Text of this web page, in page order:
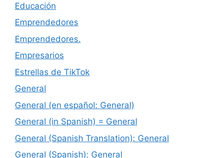
Educación
Emprendedores
Emprendedores.
Empresarios
Estrellas de TikTok
General
General (en español: General)
General (in Spanish) = General
General (Spanish Translation): General
General (Spanish): General